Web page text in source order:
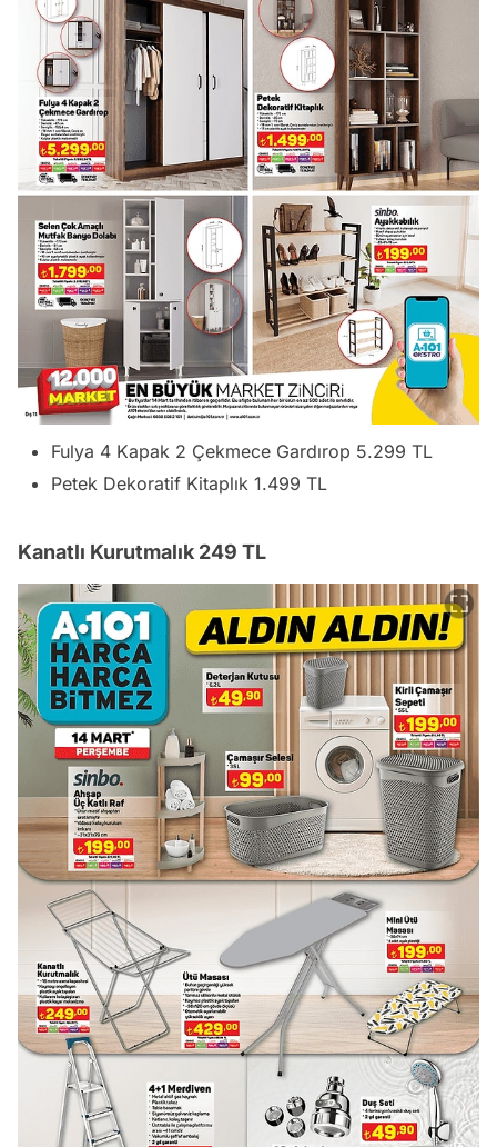
Fulya 4 Kapak 2 Çekmece Gardırop 5.299 TL
Petek Dekoratif Kitaplık 1.499 TL
Kanatlı Kurutmalık 249 TL